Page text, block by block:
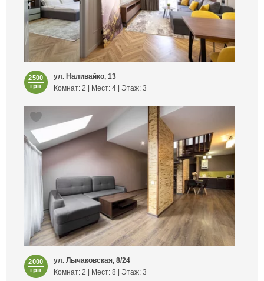
2500
грн
ул. Наливайко, 13
Комнат: 2 | Мест: 4 | Этаж: 3
2000
грн
ул. Лычаковская, 8/24
Комнат: 2 | Мест: 8 | Этаж: 3